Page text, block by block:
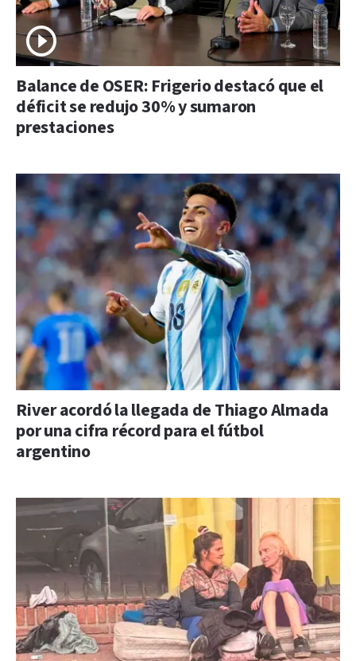
Balance de OSER: Frigerio destacó que el
déficit se redujo 30% y sumaron
prestaciones
River acordó la llegada de Thiago Almada
por una cifra récord para el fútbol
argentino